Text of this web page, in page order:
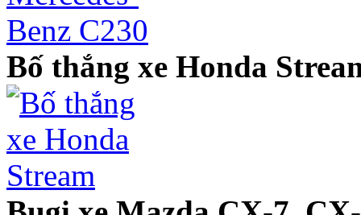
Bố thắng xe Honda